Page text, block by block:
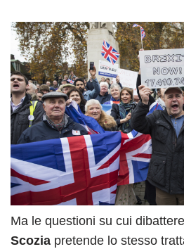
Ma le questioni su cui
Scozia pretende lo stesso